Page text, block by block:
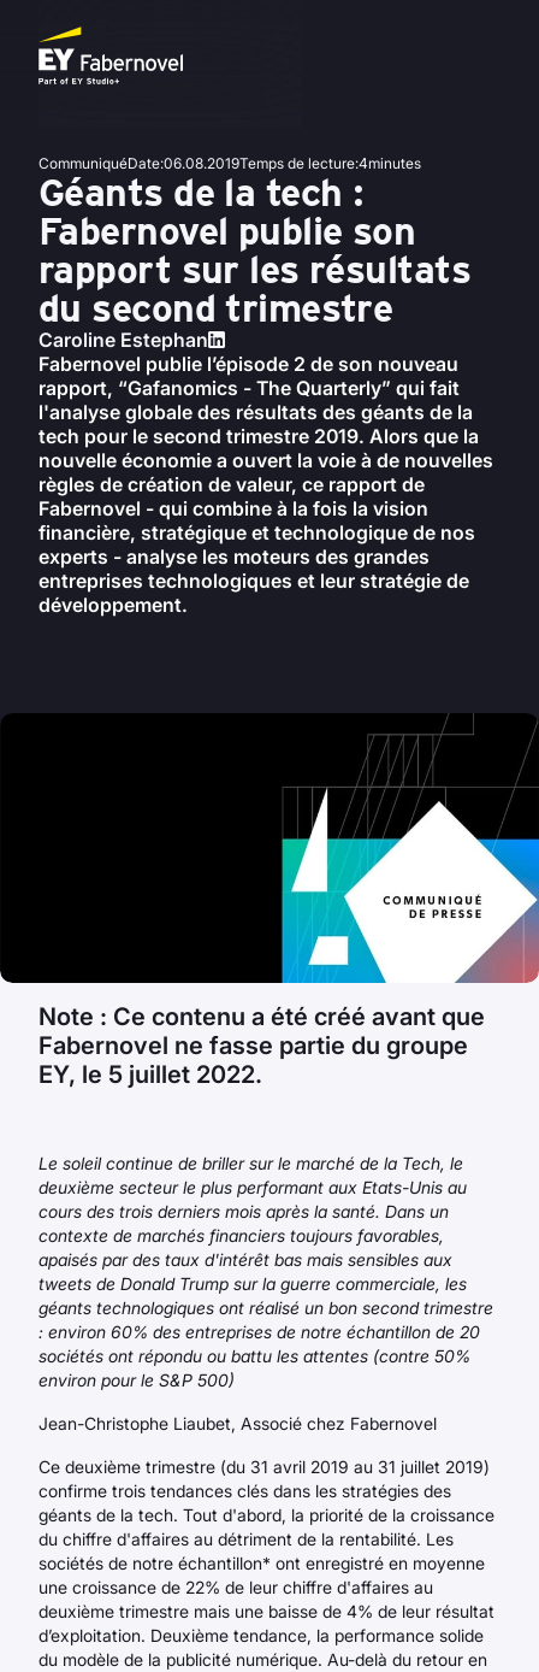
CommuniquéDate:06.08.2019Temps de lecture:4minutes
Géants de la tech :
Fabernovel publie son
rapport sur les résultats
du second trimestre
Caroline Estephan
Fabernovel publie l’épisode 2 de son nouveau
rapport, “Gafanomics - The Quarterly” qui fait
l'analyse globale des résultats des géants de la
tech pour le second trimestre 2019. Alors que la
nouvelle économie a ouvert la voie à de nouvelles
règles de création de valeur, ce rapport de
Fabernovel - qui combine à la fois la vision
financière, stratégique et technologique de nos
experts - analyse les moteurs des grandes
entreprises technologiques et leur stratégie de
développement.
Note : Ce contenu a été créé avant que
Fabernovel ne fasse partie du groupe
EY, le 5 juillet 2022.
Le soleil continue de briller sur le marché de la Tech, le
deuxième secteur le plus performant aux Etats-Unis au
cours des trois derniers mois après la santé. Dans un
contexte de marchés financiers toujours favorables,
apaisés par des taux d'intérêt bas mais sensibles aux
tweets de Donald Trump sur la guerre commerciale, les
géants technologiques ont réalisé un bon second trimestre
: environ 60% des entreprises de notre échantillon de 20
sociétés ont répondu ou battu les attentes (contre 50%
environ pour le S&P 500)
Jean-Christophe Liaubet, Associé chez Fabernovel
Ce deuxième trimestre (du 31 avril 2019 au 31 juillet 2019)
confirme trois tendances clés dans les stratégies des
géants de la tech. Tout d'abord, la priorité de la croissance
du chiffre d'affaires au détriment de la rentabilité. Les
sociétés de notre échantillon* ont enregistré en moyenne
une croissance de 22% de leur chiffre d'affaires au
deuxième trimestre mais une baisse de 4% de leur résultat
d’exploitation. Deuxième tendance, la performance solide
du modèle de la publicité numérique. Au-delà du retour en